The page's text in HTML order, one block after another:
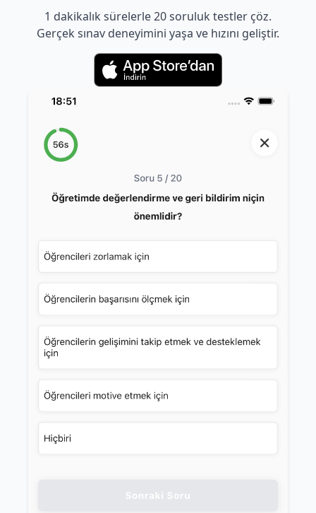
1 dakikalık sürelerle 20 soruluk testler çöz.
Gerçek sınav deneyimini yaşa ve hızını geliştir.